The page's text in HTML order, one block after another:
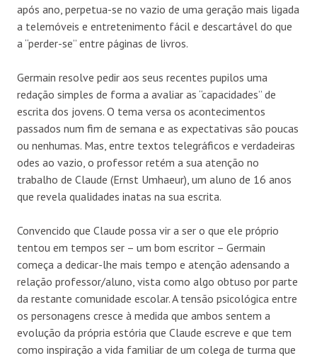
após ano, perpetua-se no vazio de uma geração mais ligada
a telemóveis e entretenimento fácil e descartável do que
a “perder-se” entre páginas de livros.
Germain resolve pedir aos seus recentes pupilos uma
redação simples de forma a avaliar as “capacidades” de
escrita dos jovens. O tema versa os acontecimentos
passados num fim de semana e as expectativas são poucas
ou nenhumas. Mas, entre textos telegráficos e verdadeiras
odes ao vazio, o professor retém a sua atenção no
trabalho de Claude (Ernst Umhaeur), um aluno de 16 anos
que revela qualidades inatas na sua escrita.
Convencido que Claude possa vir a ser o que ele próprio
tentou em tempos ser – um bom escritor – Germain
começa a dedicar-lhe mais tempo e atenção adensando a
relação professor/aluno, vista como algo obtuso por parte
da restante comunidade escolar. A tensão psicológica entre
os personagens cresce à medida que ambos sentem a
evolução da própria estória que Claude escreve e que tem
como inspiração a vida familiar de um colega de turma que